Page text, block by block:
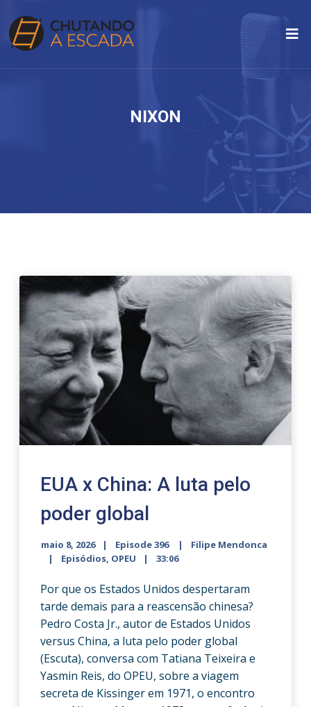
NIXON
EUA x China: A luta pelo
poder global
maio 8, 2026 Episode 396
Filipe Mendonca
Episódios, OPEU 33:06
Por que os Estados Unidos despertaram
tarde demais para a reascensão chinesa?
Pedro Costa Jr., autor de Estados Unidos
versus China, a luta pelo poder global
(Escuta), conversa com Tatiana Teixeira e
Yasmin Reis, do OPEU, sobre a viagem
secreta de Kissinger em 1971, o encontro